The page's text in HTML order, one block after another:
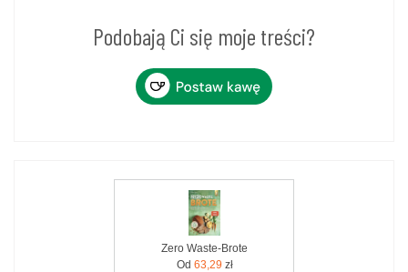
Podobają Ci się moje treści?
Zero Waste-Brote
Od 63,29 zł